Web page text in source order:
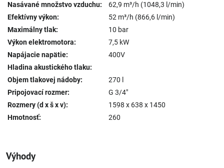
Nasávané množstvo vzduchu:
62,9 m³/h (1048,3 l/min)
Efektívny výkon:
52 m³/h (866,6 l/min)
Maximálny tlak:
10 bar
Výkon elektromotora:
7,5 kW
Napájacie napätie:
400V
Hladina akustického tlaku:
Objem tlakovej nádoby:
270 l
Pripojovací rozmer:
G 3/4"
Rozmery (d x š x v):
1598 x 638 x 1450
Hmotnosť:
260
Výhody